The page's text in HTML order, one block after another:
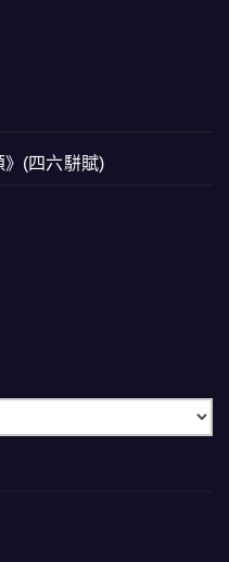
》(四六駢賦)